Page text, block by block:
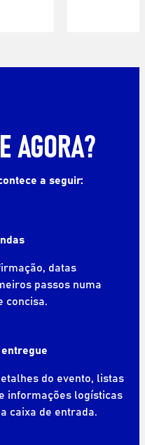
AGORA?
a seguir:
datas
passos numa
concisa.
do evento, listas
informações logísticas
caixa de entrada.